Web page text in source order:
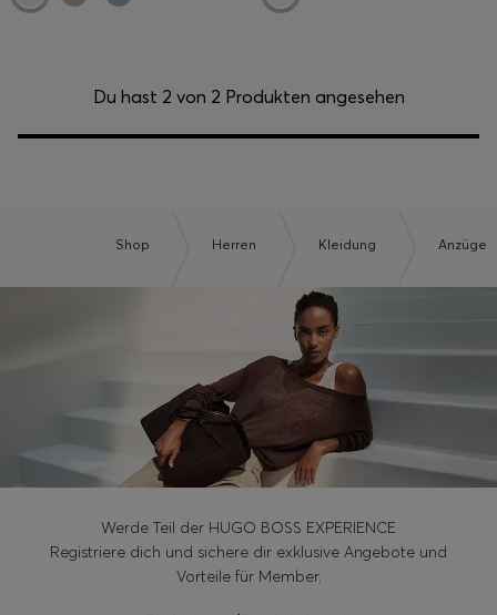
Du hast 2 von 2 Produkten angesehen
Shop Herren Kleidung Anzüge
Werde Teil der HUGO BOSS EXPERIENCE
Registriere dich und sichere dir exklusive Angebote und
Vorteile für Member.